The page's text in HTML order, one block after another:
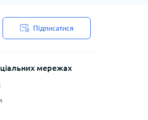
Підписатися
мережах